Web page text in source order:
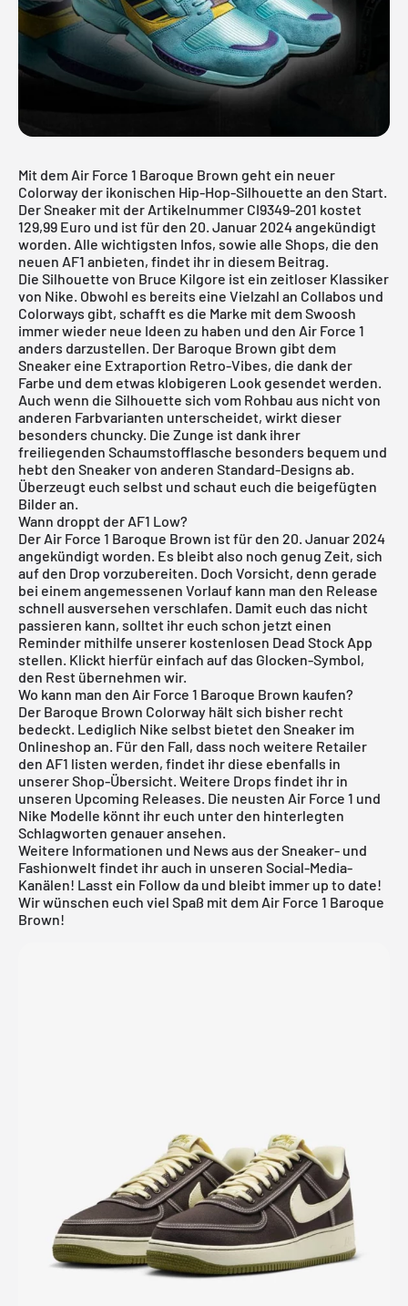
Mit dem Air Force 1 Baroque Brown geht ein neuer
Colorway der ikonischen Hip-Hop-Silhouette an den Start.
Der Sneaker mit der Artikelnummer CI9349-201 kostet
129,99 Euro und ist für den 20. Januar 2024 angekündigt
worden. Alle wichtigsten Infos, sowie alle Shops, die den
neuen AF1 anbieten, findet ihr in diesem Beitrag.
Die Silhouette von Bruce Kilgore ist ein zeitloser Klassiker
von Nike. Obwohl es bereits eine Vielzahl an Collabos und
Colorways gibt, schafft es die Marke mit dem Swoosh
immer wieder neue Ideen zu haben und den Air Force 1
anders darzustellen. Der Baroque Brown gibt dem
Sneaker eine Extraportion Retro-Vibes, die dank der
Farbe und dem etwas klobigeren Look gesendet werden.
Auch wenn die Silhouette sich vom Rohbau aus nicht von
anderen Farbvarianten unterscheidet, wirkt dieser
besonders chuncky. Die Zunge ist dank ihrer
freiliegenden Schaumstofflasche besonders bequem und
hebt den Sneaker von anderen Standard-Designs ab.
Überzeugt euch selbst und schaut euch die beigefügten
Bilder an.
Wann droppt der AF1 Low?
Der Air Force 1 Baroque Brown ist für den 20. Januar 2024
angekündigt worden. Es bleibt also noch genug Zeit, sich
auf den Drop vorzubereiten. Doch Vorsicht, denn gerade
bei einem angemessenen Vorlauf kann man den Release
schnell ausversehen verschlafen. Damit euch das nicht
passieren kann, solltet ihr euch schon jetzt einen
Reminder mithilfe unserer kostenlosen Dead Stock App
stellen. Klickt hierfür einfach auf das Glocken-Symbol,
den Rest übernehmen wir.
Wo kann man den Air Force 1 Baroque Brown kaufen?
Der Baroque Brown Colorway hält sich bisher recht
bedeckt. Lediglich Nike selbst bietet den Sneaker im
Onlineshop an. Für den Fall, dass noch weitere Retailer
den AF1 listen werden, findet ihr diese ebenfalls in
unserer Shop-Übersicht. Weitere Drops findet ihr in
unseren Upcoming Releases. Die neusten Air Force 1 und
Nike Modelle könnt ihr euch unter den hinterlegten
Schlagworten genauer ansehen.
Weitere Informationen und News aus der Sneaker- und
Fashionwelt findet ihr auch in unseren Social-Media-
Kanälen! Lasst ein Follow da und bleibt immer up to date!
Wir wünschen euch viel Spaß mit dem Air Force 1 Baroque
Brown!